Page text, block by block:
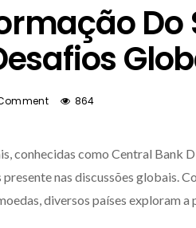
Do
864
conhecidas como Central Bank
nas discussões globais.
diversos países exploram a